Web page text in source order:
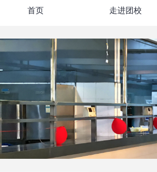
首页 走进团校